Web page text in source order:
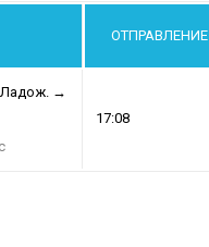
ОТПРАВЛЕНИЕ
Ладож. →
17:08